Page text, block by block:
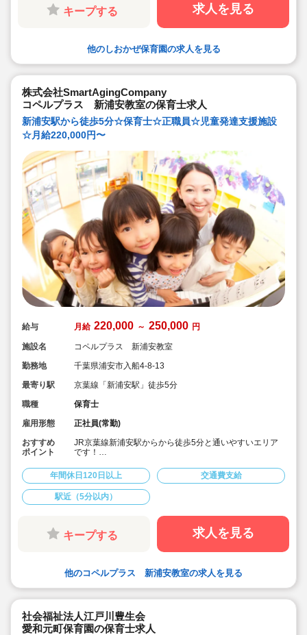
キープする 求人を見る
他のしおかぜ保育園の求人を見る
株式会社SmartAgingCompany
コペルプラス 新浦安教室の保育士求人
新浦安駅から徒歩5分☆保育士☆正職員☆児童発達支援施設
☆月給220,000円〜
給与 月給 220,000 ～ 250,000 円
施設名
コペルプラス 新浦安教室
勤務地
千葉県浦安市入船4-8-13
最寄り駅
京葉線「新浦安駅」徒歩5分
職種
保育士
雇用形態
正社員(常勤)
おすすめ
ポイント
JR京葉線新浦安駅からから徒歩5分と通いやすいエリア
です！
児童発達支援のお仕事！お子さんおひとりおひとりとじ
っくり向き合いたい方をお待ちしています！
年間休日120日以上 交通費支給
駅近（5分以内）
キープする 求人を見る
他のコペルプラス 新浦安教室の求人を見る
社会福祉法人江戸川豊生会
愛和元町保育園の保育士求人